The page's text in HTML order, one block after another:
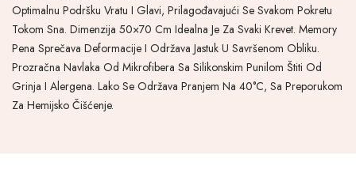
Optimalnu Podršku Vratu I Glavi, Prilagođavajući Se Svakom Pokretu
Tokom Sna. Dimenzija 50×70 Cm Idealna Je Za Svaki Krevet. Memory
Pena Sprečava Deformacije I Održava Jastuk U Savršenom Obliku.
Prozračna Navlaka Od Mikrofibera Sa Silikonskim Punilom Štiti Od
Grinja I Alergena. Lako Se Održava Pranjem Na 40°C, Sa Preporukom
Za Hemijsko Čišćenje.